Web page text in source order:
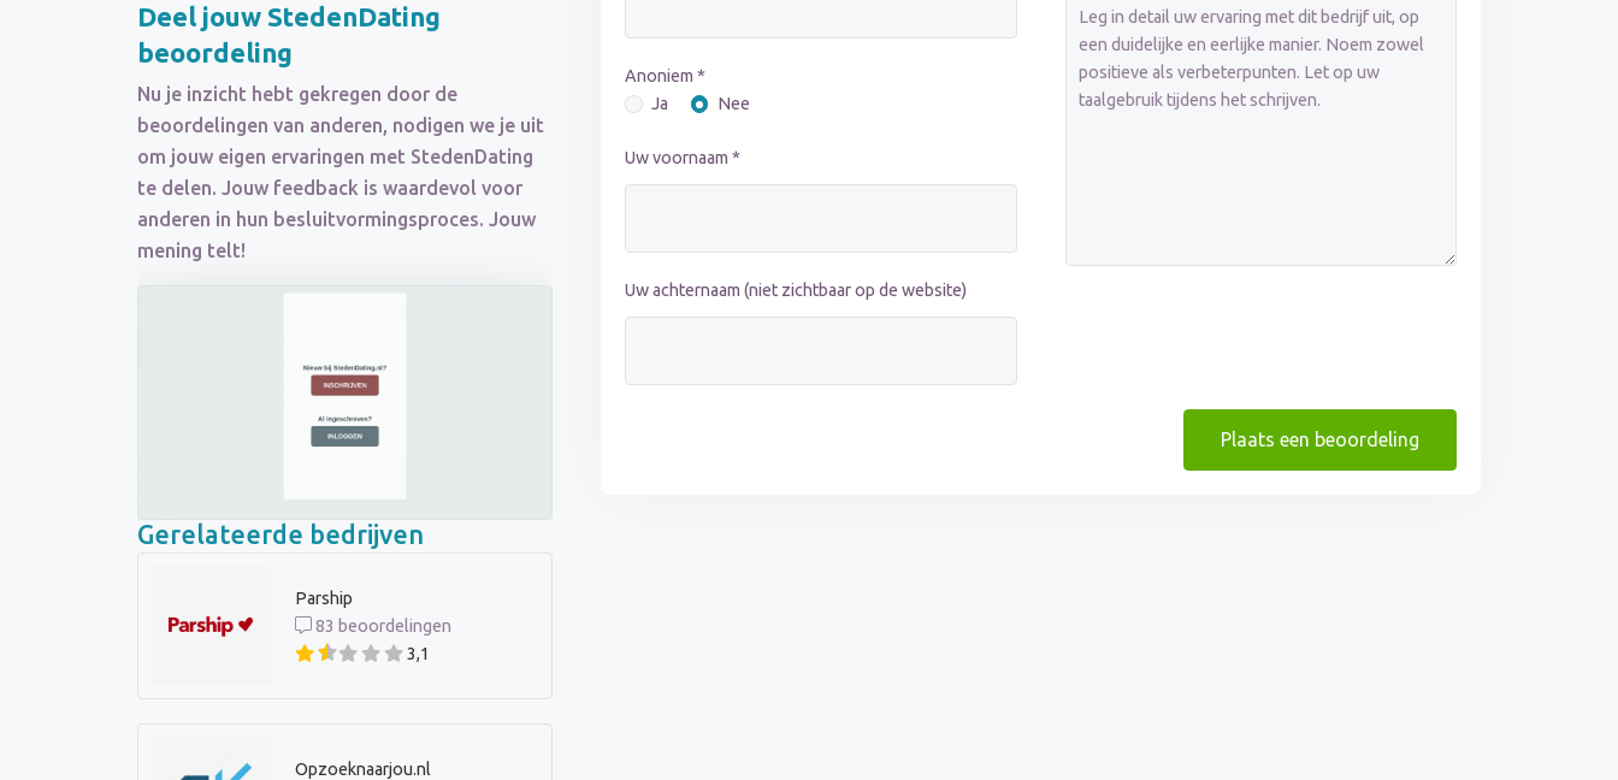
Deel jouw StedenDating
beoordeling
Nu je inzicht hebt gekregen door de
beoordelingen van anderen, nodigen we je uit
om jouw eigen ervaringen met StedenDating
te delen. Jouw feedback is waardevol voor
anderen in hun besluitvormingsproces. Jouw
mening telt!
Gerelateerde bedrijven
Parship
83 beoordelingen
3,1
Opzoeknaarjou.nl
Anoniem *
Ja
Nee
Uw voornaam *
Uw achternaam (niet zichtbaar op de website)
Plaats een beoordeling